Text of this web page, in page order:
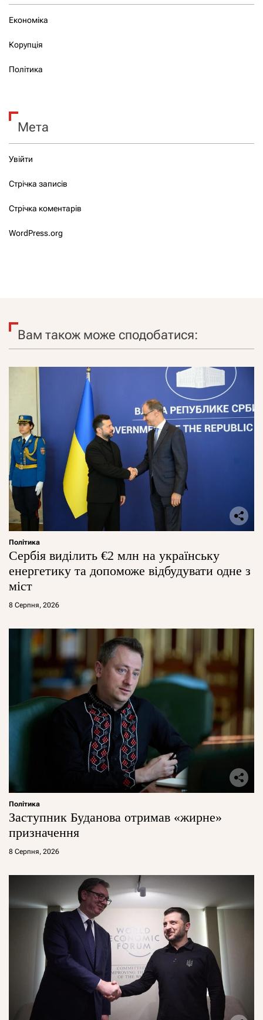
Економіка
Корупція
Політика
Мета
Увійти
Стрічка записів
Стрічка коментарів
WordPress.org
Вам також може сподобатися:
Політика
Сербія виділить €2 млн на українську
енергетику та допоможе відбудувати одне з
міст
8 Серпня, 2026
Політика
Заступник Буданова отримав «жирне»
призначення
8 Серпня, 2026